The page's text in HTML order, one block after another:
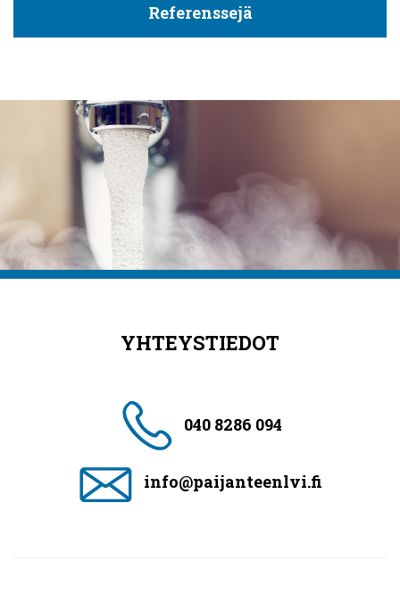
Referenssejä
YHTEYSTIEDOT
040 8286 094
info@paijanteenlvi.fi